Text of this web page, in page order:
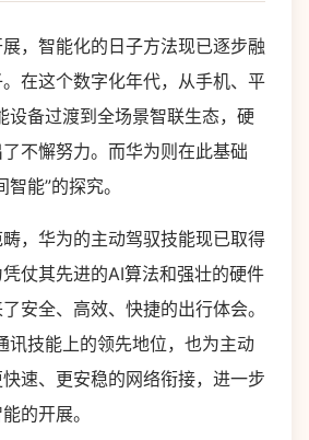
，智能化的日子方法现已逐步融
在这个数字化年代，从手机、平
设备过渡到全场景智联生态，硬
不懈努力。而华为则在此基础
能”的探究。
，华为的主动驾驭技能现已取得
仗其先进的AI算法和强壮的硬件
安全、高效、快捷的出行体会。
讯技能上的领先地位，也为主动
速、更安稳的网络衔接，进一步
的开展。